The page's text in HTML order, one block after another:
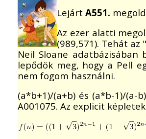
Lejárt A551.
Az ezer alatti
(989,571). Tehát az
Neil Sloane adatbázisában
lepődök meg, hogy a Pell
nem fogom használni.
(a*b+1)/(a+b) és (a*b-1)/(a-
A001075. Az explicit